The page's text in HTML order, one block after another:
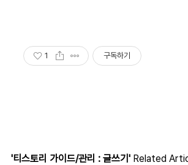
1 구독하기
'티스토리 가이드/관리 : 글쓰기' Related